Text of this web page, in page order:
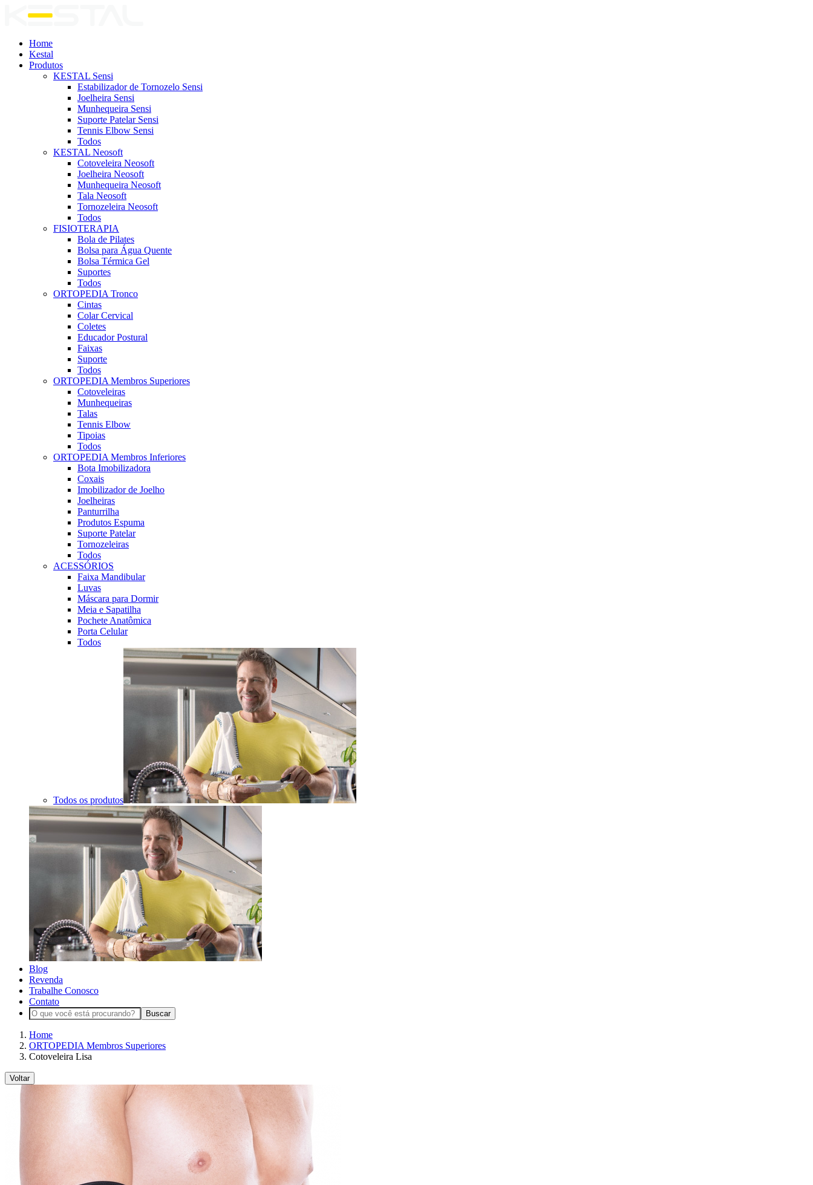
Home
Kestal
Produtos
KESTAL Sensi
Estabilizador de Tornozelo Sensi
Joelheira Sensi
Munhequeira Sensi
Suporte Patelar Sensi
Tennis Elbow Sensi
Todos
KESTAL Neosoft
Cotoveleira Neosoft
Joelheira Neosoft
Munhequeira Neosoft
Tala Neosoft
Tornozeleira Neosoft
Todos
FISIOTERAPIA
Bola de Pilates
Bolsa para Água Quente
Bolsa Térmica Gel
Suportes
Todos
ORTOPEDIA Tronco
Cintas
Colar Cervical
Coletes
Educador Postural
Faixas
Suporte
Todos
ORTOPEDIA Membros Superiores
Cotoveleiras
Munhequeiras
Talas
Tennis Elbow
Tipoias
Todos
ORTOPEDIA Membros Inferiores
Bota Imobilizadora
Coxais
Imobilizador de Joelho
Joelheiras
Panturrilha
Produtos Espuma
Suporte Patelar
Tornozeleiras
Todos
ACESSÓRIOS
Faixa Mandibular
Luvas
Máscara para Dormir
Meia e Sapatilha
Pochete Anatômica
Porta Celular
Todos
Todos os produtos
Blog
Revenda
Trabalhe Conosco
Contato
Buscar
Home
ORTOPEDIA Membros Superiores
Cotoveleira Lisa
Voltar